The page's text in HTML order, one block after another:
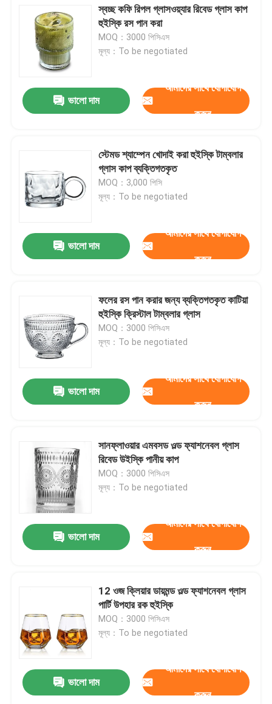
বাড়ি
আমাদের সম্পর্কে
মান নিয়ন্ত্রণ
স্বচ্ছ কফি রিপল গ্লাসওয়্যার রিবেড গ্লাস কাপ
হুইস্কি রস পান করা
MOQ：3000 পিসিএস
মূল্য：To be negotiated
ভালো দাম
আমাদের সাথে যোগাযোগ
করুন
স্টেমড শ্যাম্পেন খোদাই করা হুইস্কি টাম্বলার
গ্লাস কাপ ব্যক্তিগতকৃত
MOQ：3,000 পিসি
মূল্য：To be negotiated
ভালো দাম
আমাদের সাথে যোগাযোগ
করুন
ফলের রস পান করার জন্য ব্যক্তিগতকৃত কাটিয়া
হুইস্কি ক্রিস্টাল টাম্বলার গ্লাস
MOQ：3000 পিসিএস
মূল্য：To be negotiated
ভালো দাম
আমাদের সাথে যোগাযোগ
করুন
সানফ্লাওয়ার এমবসড ওল্ড ফ্যাশনেবল গ্লাস
রিবেড উইস্কি পানীয় কাপ
MOQ：3000 পিসিএস
মূল্য：To be negotiated
ভালো দাম
আমাদের সাথে যোগাযোগ
করুন
12 ওজ ক্লিয়ার ডায়মন্ড ওল্ড ফ্যাশনেবল গ্লাস
পার্টি উপহার রক হুইস্কি
MOQ：3000 পিসিএস
মূল্য：To be negotiated
ভালো দাম
আমাদের সাথে যোগাযোগ
করুন